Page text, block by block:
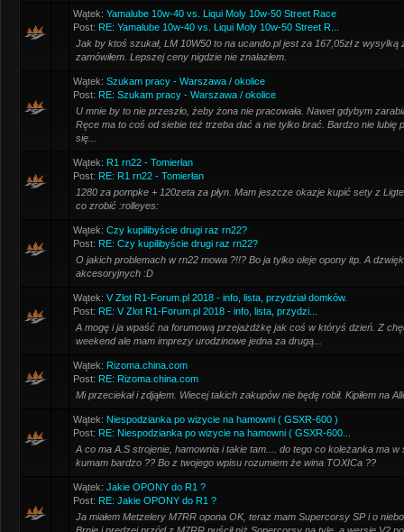
Wątek: Yamalube 10w-40 vs. Liqui Moly 10w-50 Street Race
Post: RE: Yamalube 10w-40 vs. Liqui Moly 10w-50 Street R...
Jak by ktoś szukał, LM 10W50 to na ucando.pl jest za 167,05zł z wysylką
zamówiłem. Lepszej ceny nigdzie nie znalazłem.
Wątek: Szukam pracy - Warszawa / okolice
Post: RE: Szukam pracy - Warszawa / okolice
U mnie by to nie przeszło, żeby żona nie pracowała. Nawet gdybym
Ręce ma to coś od siebie też trzeba dać a nie tylko brać. Bardzo nie lubię
się...
Wątek: R1 rn22 - Tomierłan
Post: RE: R1 rn22 - Tomierłan
1280 za pompke + 120zeta za płyn. Mam jeszcze okazje kupić sety z
co zrobić :rolleyes:
Wątek: Czy kupilibyście drugi raz rn22?
Post: RE: Czy kupilibyście drugi raz rn22?
O jakich problemach w rn22 mowa ?!!? Bo ja tylko oleje opony itp. A
akcesoryjnych :D
Wątek: V Zlot R1-Forum.pl 2018 - info, lista, przydział domków.
Post: RE: V Zlot R1-Forum.pl 2018 - info, lista, przydzi...
A mogę i ja wpaść na forumową przejażdżkę jak coś w któryś dzień. Z
weekend ale mam imprezy urodzinowe jedna za drugą...
Wątek: Rizoma.china.com
Post: RE: Rizoma.china.com
Mi przeciekał i zdjąłem. Wiecej takich zakupów nie będę robił. Kipiłem na
Wątek: Niespodzianka po wizycie na hamowni ( GSXR-600 )
Post: RE: Niespodzianka po wizycie na hamowni ( GSXR-600...
A co ma A.S strojenie, hamownia i takie tam.... do tego co koleżanka ma w
kumam bardzo ?? Bo z twojego wpisu rozumiem że wina TOXICa ??
Wątek: Jakie OPONY do R1 ?
Post: RE: Jakie OPONY do R1 ?
Ja miałem Metzelery M7RR opona OK, teraz mam Supercorsy SP i o